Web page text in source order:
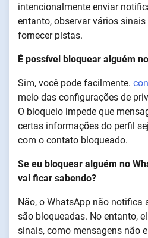
intencionalmente enviar
entanto, observar vários
fornecer pistas.
É possível bloquear alguém
Sim, você pode facilmente.
meio das configurações de
O bloqueio impede que
certas informações do perfil
com o contato bloqueado.
Se eu bloquear alguém no
vai ficar sabendo?
Não, o WhatsApp não notifica
são bloqueadas. No entanto,
sinais, como mensagens não